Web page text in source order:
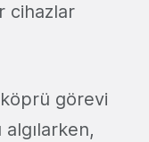
cihazlar
görevi